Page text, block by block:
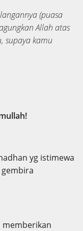
(puasa
Allah atas
supaya kamu
yg istimewa